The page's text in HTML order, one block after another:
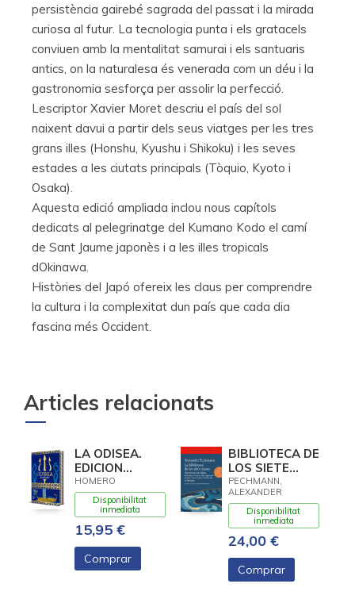
persistència gairebé sagrada del passat i la mirada
curiosa al futur. La tecnologia punta i els gratacels
conviuen amb la mentalitat samurai i els santuaris
antics, on la naturalesa és venerada com un déu i la
gastronomia sesforça per assolir la perfecció.
Lescriptor Xavier Moret descriu el país del sol
naixent davui a partir dels seus viatges per les tres
grans illes (Honshu, Kyushu i Shikoku) i les seves
estades a les ciutats principals (Tòquio, Kyoto i
Osaka).
Aquesta edició ampliada inclou nous capítols
dedicats al pelegrinatge del Kumano Kodo el camí
de Sant Jaume japonès i a les illes tropicals
dOkinawa.
Històries del Japó ofereix les claus per comprendre
la cultura i la complexitat dun país que cada dia
fascina més Occident.
Articles relacionats
LA ODISEA.
EDICION
LIMITADA CON
CANTOS
DECORADOS
HOMERO
Disponibilitat
inmediata
15,95 €
Comprar
BIBLIOTECA DE
LOS SIETE
MARES, LA
PECHMANN,
ALEXANDER
Disponibilitat
inmediata
24,00 €
Comprar